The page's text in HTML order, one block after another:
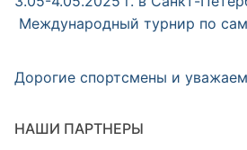
Международный турнир по
Дорогие спортсмены и
НАШИ ПАРТНЕРЫ